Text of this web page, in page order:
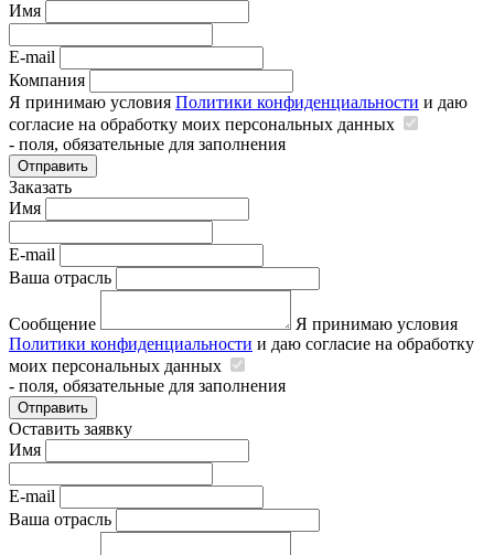
Имя
E-mail
Компания
Я принимаю условия Политики конфиденциальности и даю
согласие на обработку моих персональных данных
- поля, обязательные для заполнения
Отправить
Заказать
Имя
E-mail
Ваша отрасль
Сообщение
Я принимаю условия
Политики конфиденциальности и даю согласие на обработку
моих персональных данных
- поля, обязательные для заполнения
Отправить
Оставить заявку
Имя
E-mail
Ваша отрасль